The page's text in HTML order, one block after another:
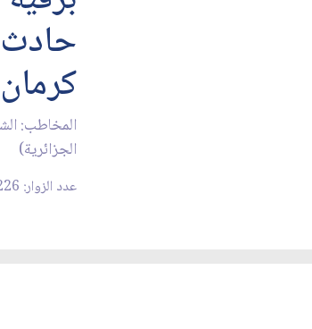
حادث
كرمان‏
المخاطب:
الجزائرية)
عدد الزوار: 226